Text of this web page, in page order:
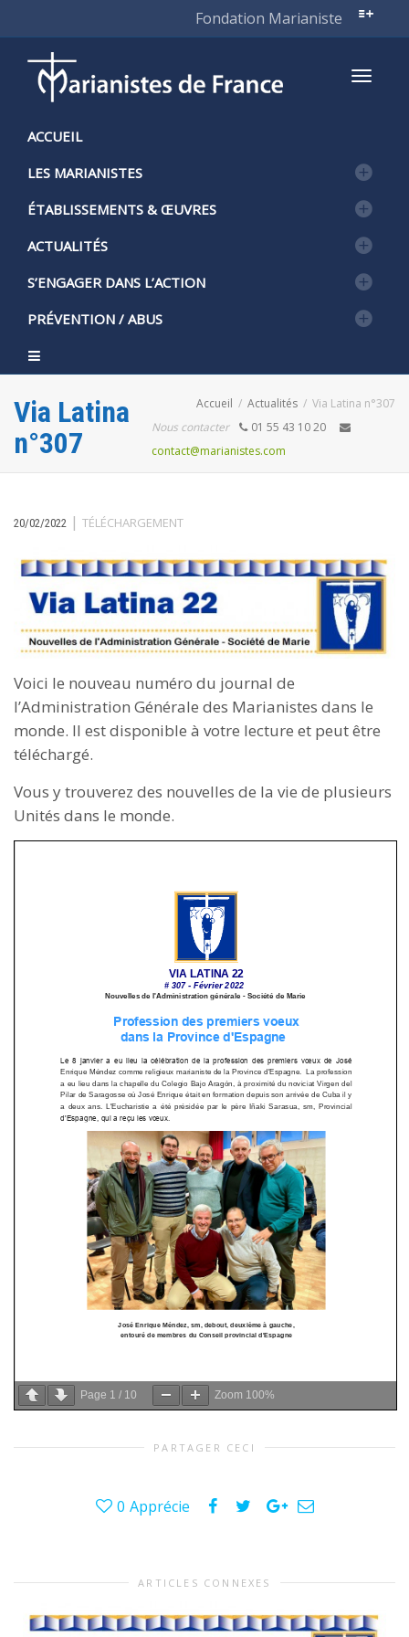
Fondation Marianiste
ACCUEIL
LES MARIANISTES
ÉTABLISSEMENTS & ŒUVRES
ACTUALITÉS
S’ENGAGER DANS L’ACTION
PRÉVENTION / ABUS
Via Latina
n°307
Accueil Actualités
Via Latina n°307
Nous contacter
01 55 43 10 20
contact@marianistes.com
20/02/2022 | TÉLÉCHARGEMENT
Voici le nouveau numéro du journal de
l’Administration Générale des Marianistes dans le
monde. Il est disponible à votre lecture et peut être
téléchargé.
Vous y trouverez des nouvelles de la vie de plusieurs
Unités dans le monde.
Page 1 / 10 Zoom 100%
PARTAGER CECI
0 Apprécie
ARTICLES CONNEXES